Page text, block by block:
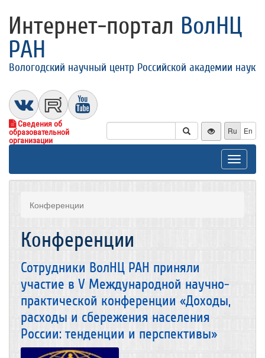
Интернет-портал ВолНЦ
РАН
Вологодский научный центр Российской академии наук
Сведения об
образовательной
организации
Ru En
Toggle
Конференции
Конференции
Сотрудники ВолНЦ РАН приняли
участие в V Международной научно-
практической конференции «Доходы,
расходы и сбережения населения
России: тенденции и перспективы»